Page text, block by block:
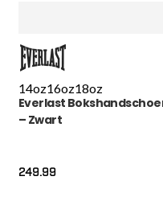
14oz16oz18oz
Everlast
– Zwart
249.99